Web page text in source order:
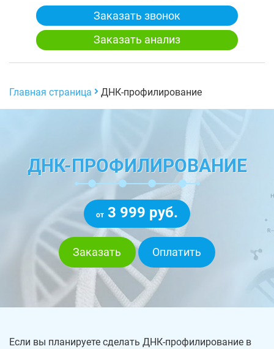
Заказать звонок
Заказать анализ
Главная страница ДНК-профилирование
ДНК-ПРОФИЛИРОВАНИЕ
от 3 999 руб.
Заказать Оплатить
Если вы планируете сделать ДНК-профилирование в